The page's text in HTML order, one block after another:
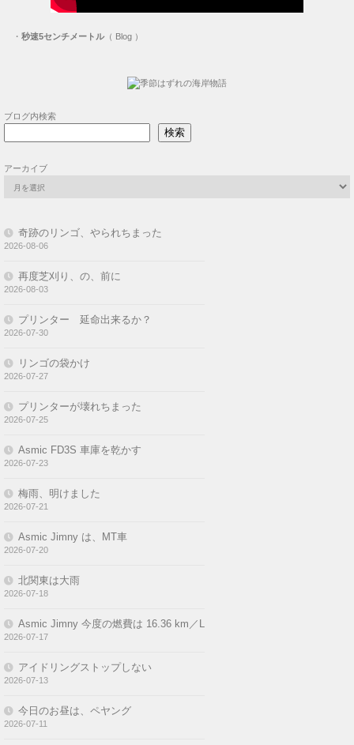
・ 秒速5センチメートル（ Blog ）
ブログ内検索
検索
アーカイブ
奇跡のリンゴ、やられちまった
2026-08-06
再度芝刈り、の、前に
2026-08-03
プリンター 延命出来るか？
2026-07-30
リンゴの袋かけ
2026-07-27
プリンターが壊れちまった
2026-07-25
Asmic FD3S 車庫を乾かす
2026-07-23
梅雨、明けました
2026-07-21
Asmic Jimny は、MT車
2026-07-20
北関東は大雨
2026-07-18
Asmic Jimny 今度の燃費は 16.36 km／L
2026-07-17
アイドリングストップしない
2026-07-13
今日のお昼は、ペヤング
2026-07-11